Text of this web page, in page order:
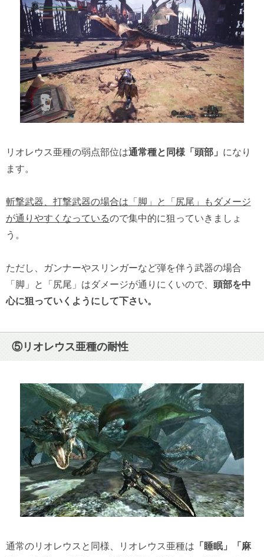
リオレウス亜種の弱点部位は通常種と同様「頭部」 になり
ます。
斬撃武器、打撃武器の場合は「脚」と「尻尾」もダメージ
が通りやすくなっているので集中的に狙っていきましょ
う。
ただし、ガンナーやスリンガーなど弾を伴う武器の場合
「脚」と「尻尾」はダメージが通りにくいので、 頭部を中
心に狙っていくようにして下さい。
⑤リオレウス亜種の耐性
通常のリオレウスと同様、リオレウス亜種は 「睡眠」「麻